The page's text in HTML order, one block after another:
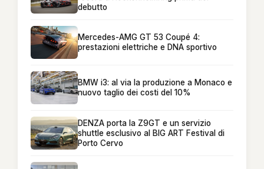
debutto
Mercedes-AMG GT 53 Coupé 4:
prestazioni elettriche e DNA sportivo
BMW i3: al via la produzione a Monaco e
nuovo taglio dei costi del 10%
DENZA porta la Z9GT e un servizio
shuttle esclusivo al BIG ART Festival di
Porto Cervo